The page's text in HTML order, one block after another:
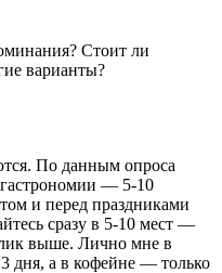
Стоит ли
варианты?
По данным опроса
гастрономии — 5-10
и перед праздниками
сразу в 5-10 мест —
выше. Лично мне в
дня, а в кофейне — только